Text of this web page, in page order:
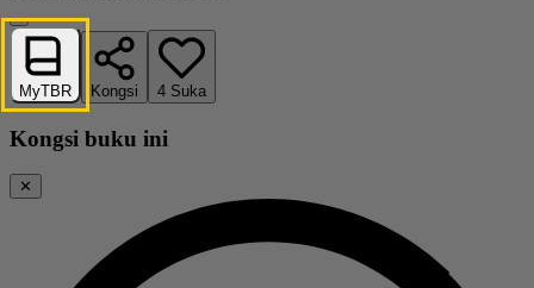
MyTBR Kongsi 4 Suka
Kongsi buku ini
✕